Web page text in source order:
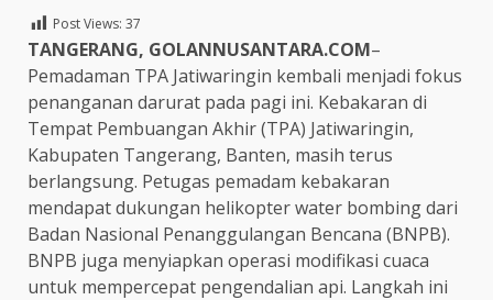
Post Views: 37
TANGERANG, GOLANNUSANTARA.COM–
Pemadaman TPA Jatiwaringin kembali menjadi fokus
penanganan darurat pada pagi ini. Kebakaran di
Tempat Pembuangan Akhir (TPA) Jatiwaringin,
Kabupaten Tangerang, Banten, masih terus
berlangsung. Petugas pemadam kebakaran
mendapat dukungan helikopter water bombing dari
Badan Nasional Penanggulangan Bencana (BNPB).
BNPB juga menyiapkan operasi modifikasi cuaca
untuk mempercepat pengendalian api. Langkah ini